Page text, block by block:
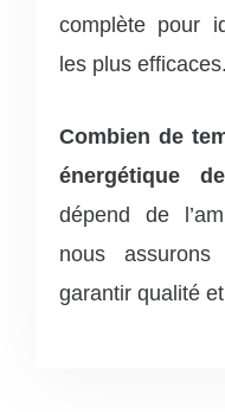
complète pour
les plus efficaces.
Combien de
énergétique
dépend de
nous
garantir qualité